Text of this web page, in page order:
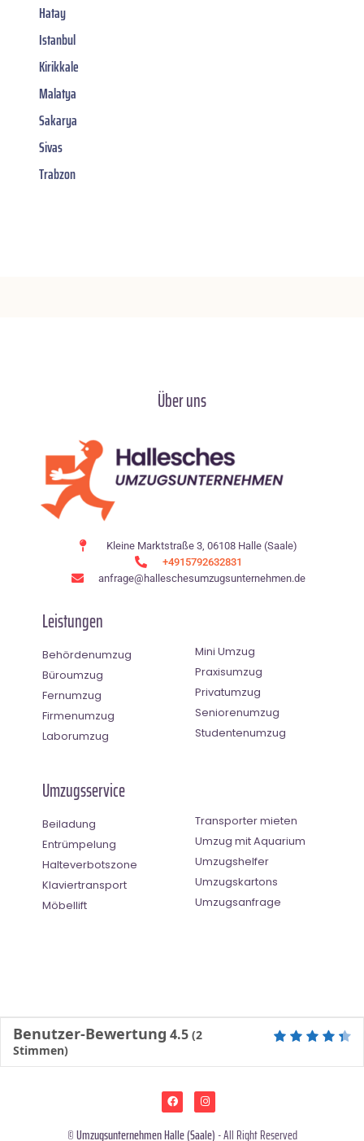
Hatay
Istanbul
Kirikkale
Malatya
Sakarya
Sivas
Trabzon
Über uns
Kleine Marktstraße 3, 06108 Halle (Saale)
+4915792632831
anfrage@halleschesumzugsunternehmen.de
Leistungen
Behördenumzug
Büroumzug
Fernumzug
Firmenumzug
Laborumzug
Mini Umzug
Praxisumzug
Privatumzug
Seniorenumzug
Studentenumzug
Umzugsservice
Beiladung
Entrümpelung
Halteverbotszone
Klaviertransport
Möbellift
Transporter mieten
Umzug mit Aquarium
Umzugshelfer
Umzugskartons
Umzugsanfrage
Benutzer-Bewertung 4.5 (2
Stimmen)
©Umzugsunternehmen Halle (Saale) - All Right Reserved